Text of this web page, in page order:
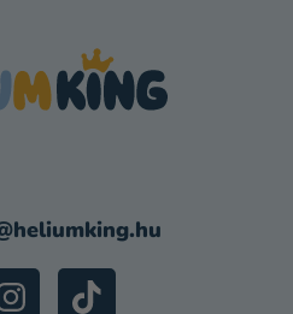
I
heliumking.hu